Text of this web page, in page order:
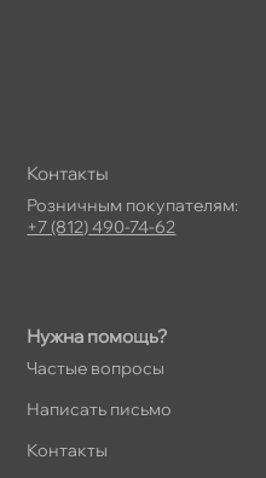
Нужна помощь?
Частые вопросы
Написать письмо
Контакты
Контакты
Розничным покупателям:
+7 (812) 490-74-62